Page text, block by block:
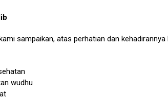
sampaikan, atas perhatian dan
wudhu